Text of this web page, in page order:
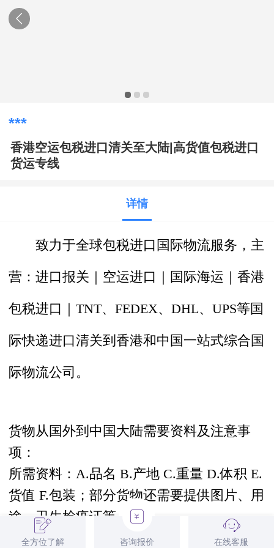
***
香港空运包税进口清关至大陆|高货值包税进口
货运专线
详情
致力于全球包税进口 国际物流服务，主
营： 进口报关 ｜空运进口｜国际海运｜ 香港
包税进口 ｜TNT、FEDEX、DHL、UPS等国
际快递进口清关到香港和中国一站式综合国
际物流公司 。
货物从国外到中国大陆需要资料及注意事
项：
所需资料：A.品名 B.产地 C.重量 D.体积 E.
货值 F.包装；部分货物还需要提供图片、用
途、卫生检疫证等。
运输路线：世界各地->香港->深圳/东莞->全
全方位了解 咨询报价 在线客服